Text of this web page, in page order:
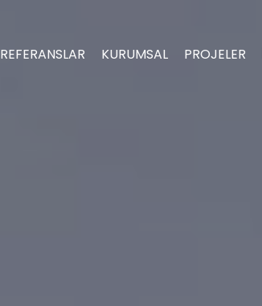
REFERANSLAR KURUMSAL PROJELER